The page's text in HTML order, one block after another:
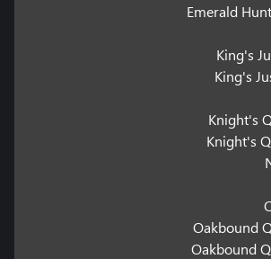
Emerald
King's
King's
Knight's
Knight's
Oakbound
Oakbound